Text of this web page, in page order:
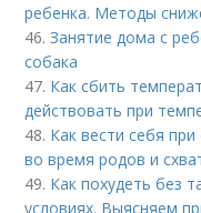
ребенка. Методы
46.Занятие дома с
собака
47. Как сбить
действовать при
48. Как вести себя при
во время родов и
49. Как похудеть без
условиях. Выясняем